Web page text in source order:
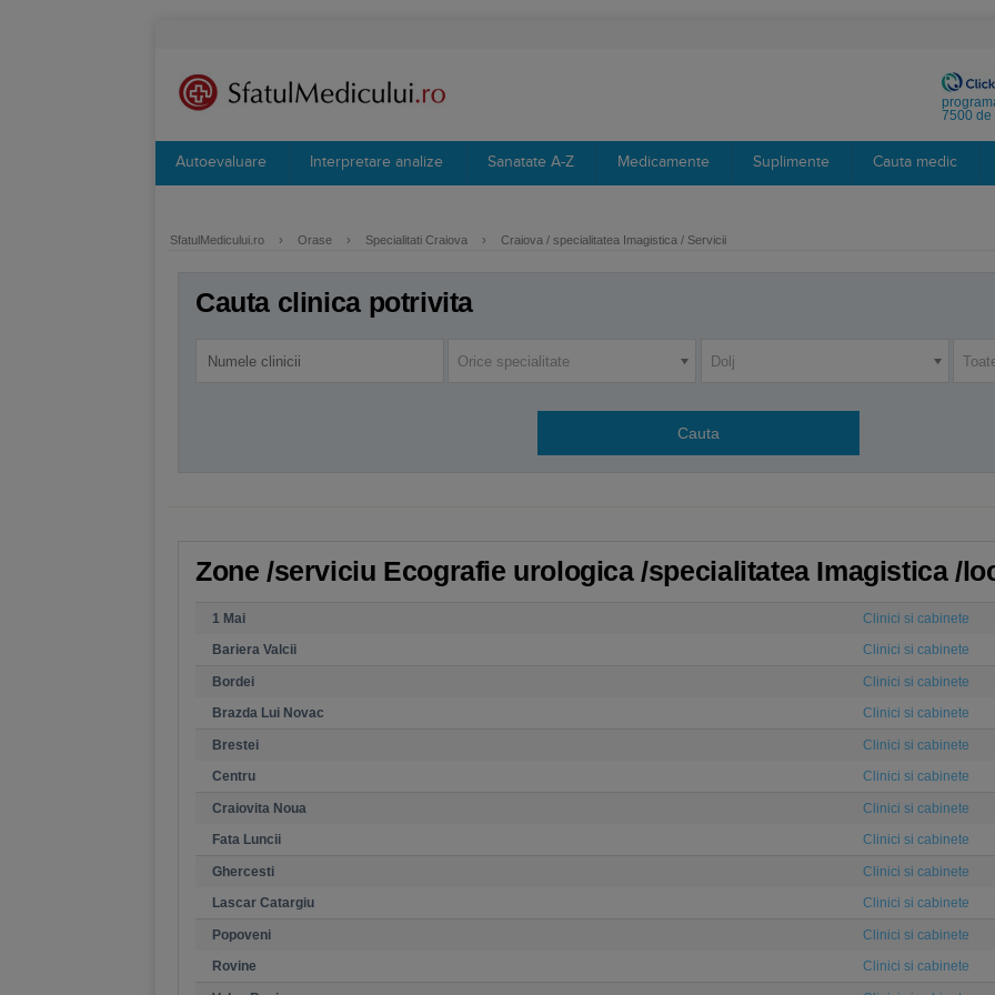
7500 de
Autoevaluare Interpretare analize Sanatate A-Z Medicamente Suplimente Cauta medic
SfatulMedicului.ro › Orase › Specialitati Craiova › Craiova / specialitatea Imagistica / Servicii
Cauta clinica potrivita
Orice specialitate Dolj
Zone /serviciu Ecografie urologica /specialitatea Imagistica /
1 Mai Clinici si cabinete
Bariera Valcii
Clinici si cabinete
Bordei Clinici si cabinete
Brazda Lui Novac
Clinici si cabinete
Brestei Clinici si cabinete
Centru
Clinici si cabinete
Craiovita Noua Clinici si cabinete
Fata Luncii
Clinici si cabinete
Ghercesti Clinici si cabinete
Lascar Catargiu
Clinici si cabinete
Popoveni Clinici si cabinete
Rovine
Clinici si cabinete